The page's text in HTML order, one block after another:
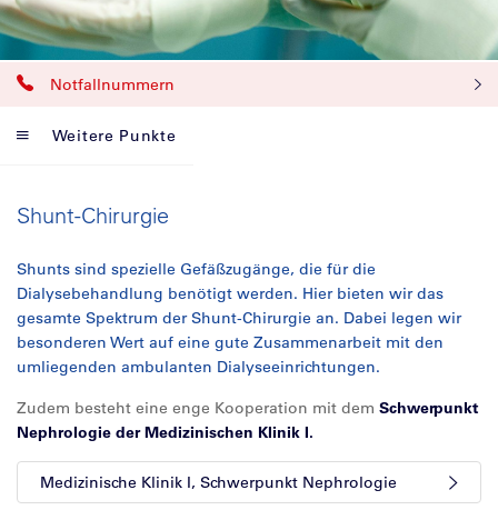
Notfallnummern
Weitere Punkte
Shunt-Chirurgie
Shunts sind spezielle Gefäßzugänge, die für die
Dialysebehandlung benötigt werden. Hier bieten wir das
gesamte Spektrum der Shunt-Chirurgie an. Dabei legen wir
besonderen Wert auf eine gute Zusammenarbeit mit den
umliegenden ambulanten Dialyseeinrichtungen.
Zudem besteht eine enge Kooperation mit dem Schwerpunkt
Nephrologie der Medizinischen Klinik I.
Medizinische Klinik I, Schwerpunkt Nephrologie